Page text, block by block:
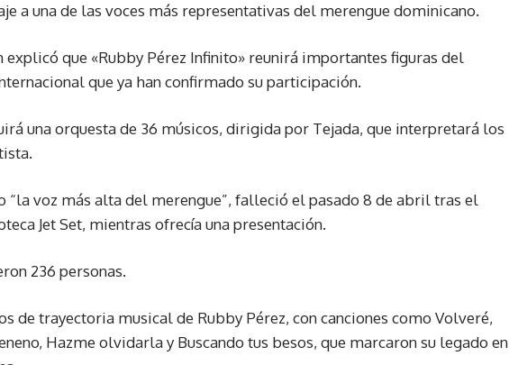
a una de las voces más representativas del merengue dominicano.
que «Rubby Pérez Infinito» reunirá importantes figuras del
que ya han confirmado su participación.
una orquesta de 36 músicos, dirigida por Tejada, que interpretará los
“la voz más alta del merengue”, falleció el pasado 8 de abril tras el
Jet Set, mientras ofrecía una presentación.
236 personas.
de trayectoria musical de Rubby Pérez, con canciones como Volveré,
Hazme olvidarla y Buscando tus besos, que marcaron su legado en